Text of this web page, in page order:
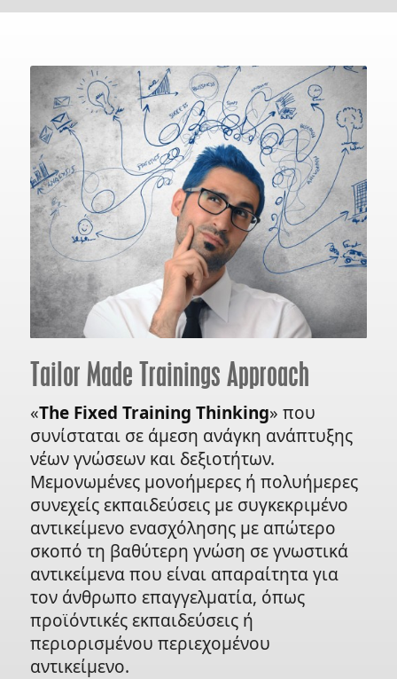
Tailor Made Trainings Approach
«The Fixed Training Thinking» που
συνίσταται σε άμεση ανάγκη ανάπτυξης
νέων γνώσεων και δεξιοτήτων.
Μεμονωμένες μονοήμερες ή πολυήμερες
συνεχείς εκπαιδεύσεις με συγκεκριμένο
αντικείμενο ενασχόλησης με απώτερο
σκοπό τη βαθύτερη γνώση σε γνωστικά
αντικείμενα που είναι απαραίτητα για
τον άνθρωπο επαγγελματία, όπως
προϊόντικές εκπαιδεύσεις ή
περιορισμένου περιεχομένου
αντικείμενο.